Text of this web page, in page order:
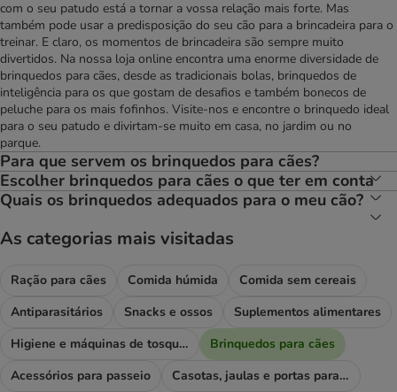
com o seu patudo está a tornar a vossa relação mais forte. Mas
também pode usar a predisposição do seu cão para a brincadeira para o
treinar. E claro, os momentos de brincadeira são sempre muito
divertidos. Na nossa loja online encontra uma enorme diversidade de
brinquedos para cães, desde as tradicionais bolas, brinquedos de
inteligência para os que gostam de desafios e também bonecos de
peluche para os mais fofinhos. Visite-nos e encontre o brinquedo ideal
para o seu patudo e divirtam-se muito em casa, no jardim ou no
parque.
Para que servem os brinquedos para cães?
Escolher brinquedos para cães o que ter em conta
Quais os brinquedos adequados para o meu cão?
As categorias mais visitadas
Ração para cães Comida húmida
Comida sem cereais
Antiparasitários
Snacks e ossos
Suplementos alimentares
Higiene e máquinas de tosquiar
Brinquedos para cães
Acessórios para passeio
Casotas, jaulas e portas para cães